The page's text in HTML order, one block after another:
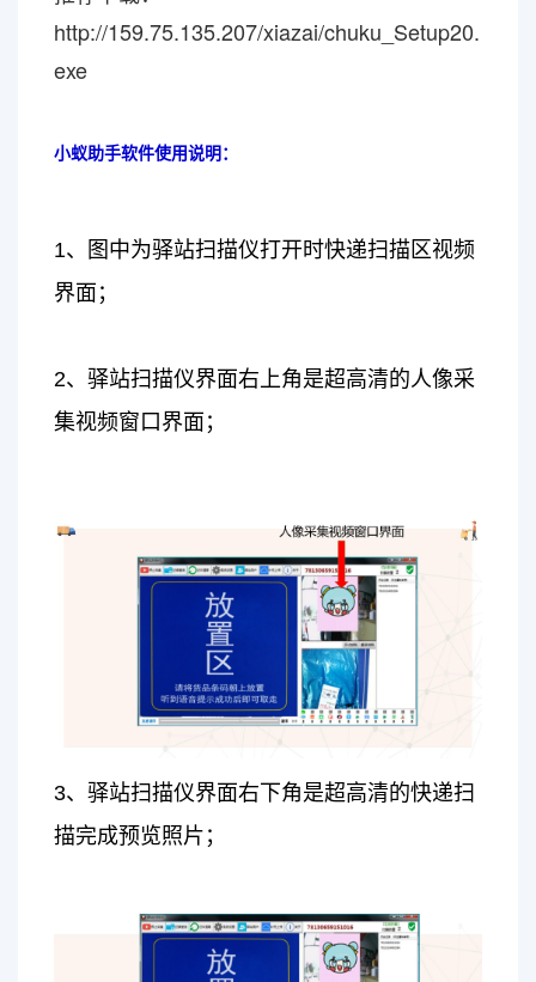
http://159.75.135.207/xiazai/chuku_Setup20.
exe
小蚁助手软件使用说明：
1、图中为驿站扫描仪打开时快递扫描区视频
界面；
2、驿站扫描仪界面右上角是超高清的人像采
集视频窗口界面；
3、驿站扫描仪界面右下角是超高清的快递扫
描完成预览照片；